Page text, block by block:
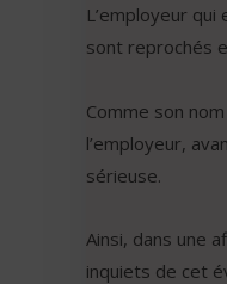
L’employeur
sont reprochés
Comme son
l’employeur,
sérieuse.
Ainsi, dans une
inquiets de cet